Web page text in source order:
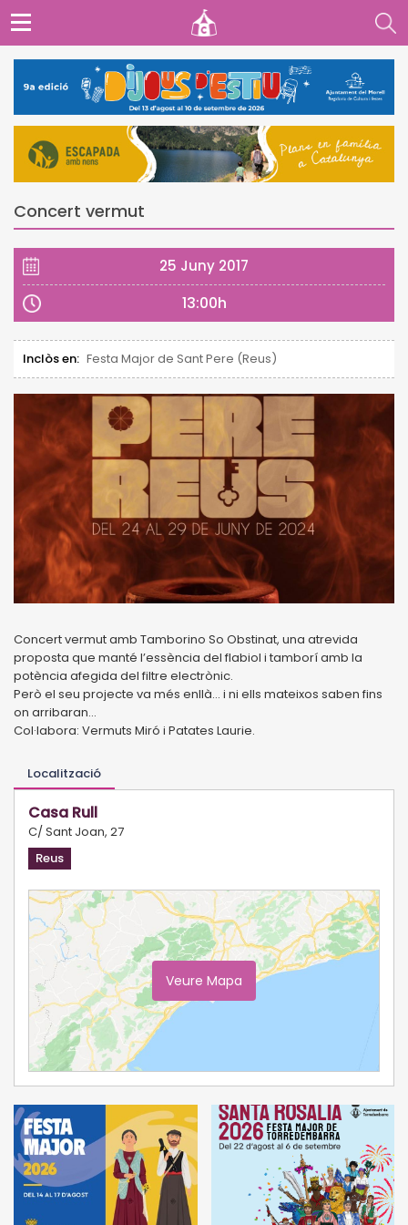
Concert vermut
25 Juny 2017
13:00h
Inclòs en: Festa Major de Sant Pere (Reus)
Concert vermut amb Tamborino So Obstinat, una atrevida
proposta que manté l’essència del flabiol i tamborí amb la
potència afegida del filtre electrònic.
Però el seu projecte va més enllà... i ni ells mateixos saben fins
on arribaran...
Col·labora: Vermuts Miró i Patates Laurie.
Localització
Casa Rull
C/ Sant Joan, 27
Reus
Veure Mapa